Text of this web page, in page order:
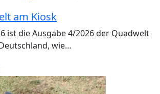
am Kiosk
ist die Ausgabe 4/2026 der Quadwelt
wie…